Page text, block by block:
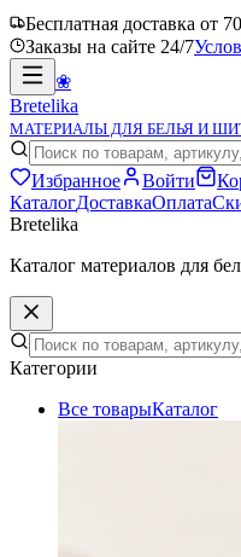
Бесплатная доставка от
Заказы на сайте 24/7
❀
Bretelika
МАТЕРИАЛЫ ДЛЯ БЕЛЬЯ И
Избранное Войти
КаталогДоставкаОплата
Bretelika
Каталог материалов для
Категории
Все товарыКаталог